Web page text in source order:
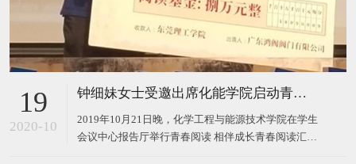
19
2020-10
钟细妹女士受邀出席化能学院启动青春阅读汇系列活动
2019年10月21日晚，化学工程与能源技术学院在学生
会议中心报告厅举行青春阅读 相伴成长青春阅读汇启